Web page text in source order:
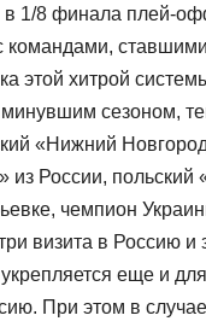
1/8 финала плей-
командами,
этой хитрой
сезоном,
«Нижний
России, польский
чемпион
визита в Россию и
еще и
При этом в